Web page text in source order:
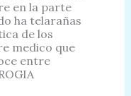
en la parte
ha telarañas
de los
medico que
entre